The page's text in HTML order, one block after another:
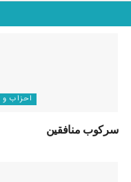
احزاب و
سرکوب منافقین